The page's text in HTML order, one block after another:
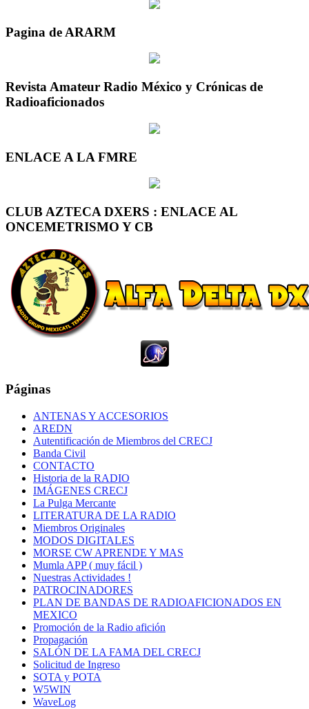
Pagina de ARARM
Revista Amateur Radio México y Crónicas de
Radioaficionados
ENLACE A LA FMRE
CLUB AZTECA DXERS : ENLACE AL
ONCEMETRISMO Y CB
Páginas
ANTENAS Y ACCESORIOS
AREDN
Autentificación de Miembros del CRECJ
Banda Civil
CONTACTO
Historia de la RADIO
IMÁGENES CRECJ
La Pulga Mercante
LITERATURA DE LA RADIO
Miembros Originales
MODOS DIGITALES
MORSE CW APRENDE Y MAS
Mumla APP ( muy fácil )
Nuestras Actividades !
PATROCINADORES
PLAN DE BANDAS DE RADIOAFICIONADOS EN
MEXICO
Promoción de la Radio afición
Propagación
SALÓN DE LA FAMA DEL CRECJ
Solicitud de Ingreso
SOTA y POTA
W5WIN
WaveLog